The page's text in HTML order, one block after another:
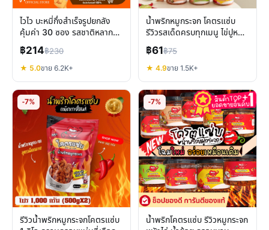
ไวไว บะหมี่กึ่งสำเร็จรูปยกลัง
คุ้มค่า 30 ซอง รสชาติหลาก
หลาย ตอบโจทย์ทุกมื้อ
฿214฿230
★ 5.0ขาย 6.2K+
น้ำพริกหมูกระจก โคตรแซ่บ
รีวิวรสเด็ดครบทุกเมนู ไข่ปูหนัง
ไก่กรอบ
฿61฿75
★ 4.9ขาย 1.5K+
-7%
รีวิวน้ำพริกหมูกระจกโคตรแซ่บ
-7%
น้ำพริกโคตรแซ่บ รีวิวหมูกระจก